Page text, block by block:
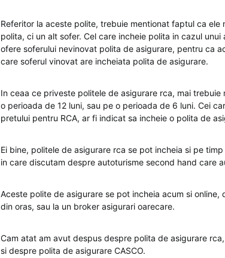
Referitor la aceste polite, trebuie mentionat faptul ca
polita, ci un alt sofer. Cel care incheie polita in cazul
ofere soferului nevinovat polita de asigurare, pentru ca
care soferul vinovat are incheiata polita de asigurare.
In ceaa ce priveste politele de asigurare rca, mai
o perioada de 12 luni, sau pe o perioada de 6 luni. Cei
pretului pentru RCA, ar fi indicat sa incheie o polita de
Ei bine, politele de asigurare rca se pot incheia si pe
in care discutam despre autoturisme second hand care
Aceste polite de asigurare se pot incheia acum si
din oras, sau la un broker asigurari oarecare.
Cam atat am avut despus despre polita de asigurare
si despre polita de asigurare CASCO.